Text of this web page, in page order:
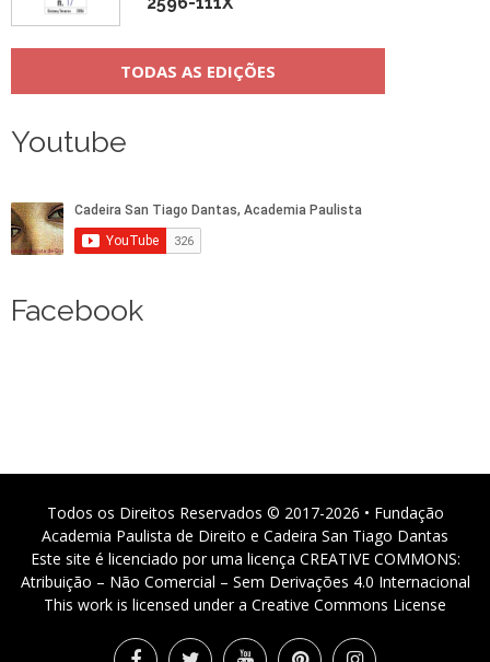
TODAS AS EDIÇÕES
Youtube
Facebook
Todos os Direitos Reservados © 2017-2026 • Fundação
Academia Paulista de Direito e Cadeira San Tiago Dantas
Este site é licenciado por uma licença CREATIVE COMMONS:
Atribuição – Não Comercial – Sem Derivações 4.0 Internacional
This work is licensed under a Creative Commons License